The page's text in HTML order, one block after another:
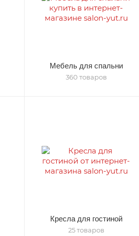
Мебель для спальни
360 товаров
Кресла для гостиной
25 товаров